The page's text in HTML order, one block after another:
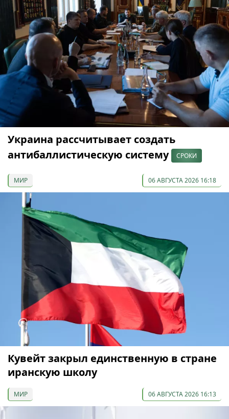
Украина рассчитывает создать
антибаллистическую систему
СРОКИ
МИР 06 АВГУСТА 2026 16:18
Кувейт закрыл единственную в стране
иранскую школу
МИР 06 АВГУСТА 2026 16:13